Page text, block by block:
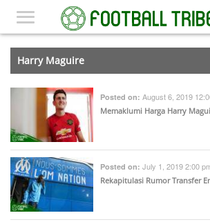
Harry Maguire
Posted on: August 6, 2019
Memaklumi Harga Harry
Posted on: July 1, 2019 2:00
Rekapitulasi Rumor Transfer